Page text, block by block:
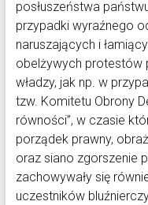
posłuszeństwa
przypadki wyraźnego
naruszających i
obelżywych protestów
władzy, jak np. w
tzw. Komitetu Obrony
równości”, w czasie
porządek prawny,
oraz siano zgorszenie
zachowywały się
uczestników